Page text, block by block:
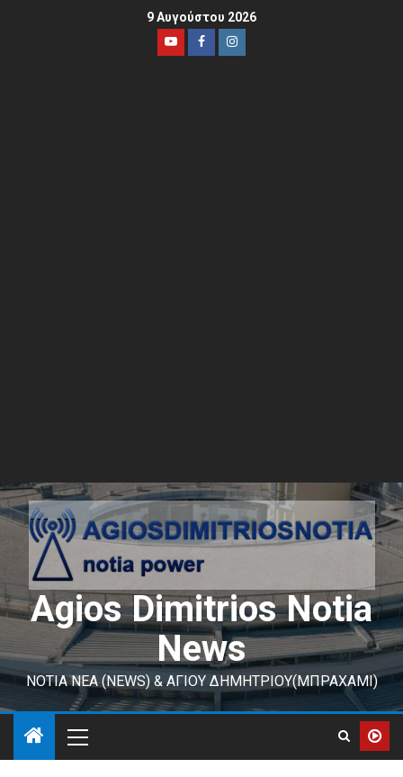
9 Αυγούστου 2026
Agios Dimitrios Notia
News
ΝΟΤΙΑ ΝΕΑ (NEWS) & ΑΓΙΟΥ ΔΗΜΗΤΡΙΟΥ(ΜΠΡΑΧΑΜΙ)